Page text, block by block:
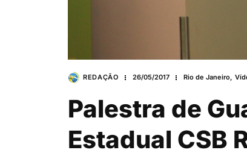
REDAÇÃO 26/05/2017 Rio de Janeiro,
Palestra de
Estadual CSB